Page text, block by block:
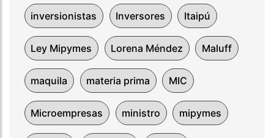
inversionistas Inversores Itaipú
Ley Mipymes Lorena Méndez Maluff
maquila materia prima MIC
Microempresas ministro mipymes